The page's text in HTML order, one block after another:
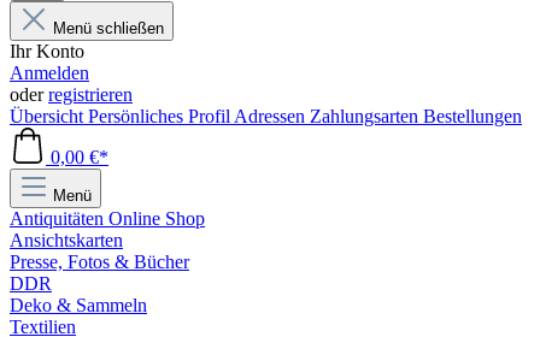
Menü schließen
Ihr Konto
Anmelden
oderregistrieren
Übersicht Persönliches Profil Adressen Zahlungsarten Bestellungen
0,00 €*
Menü
Antiquitäten Online Shop
Ansichtskarten
Presse, Fotos & Bücher
DDR
Deko & Sammeln
Textilien